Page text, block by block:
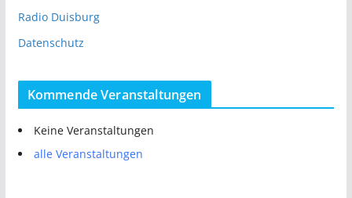
Radio Duisburg
Datenschutz
Kommende Veranstaltungen
Keine Veranstaltungen
alle Veranstaltungen